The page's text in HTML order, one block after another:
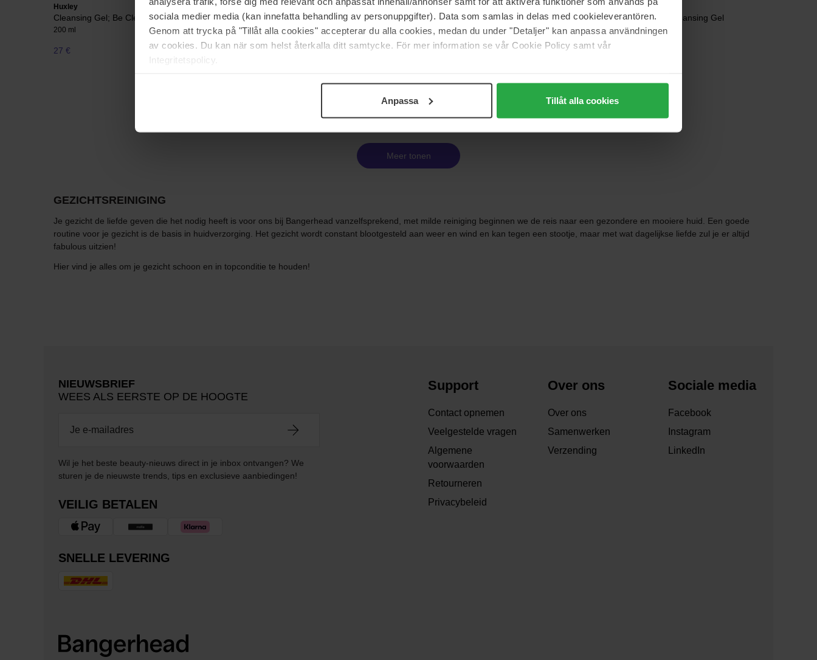
sociala medier media (kan innefatta behandling av personuppgifter). Data som samlas in delas med cookieleverantören.
Genom att trycka på "Tillåt alla cookies" accepterar du alla cookies, medan du under "Detaljer" kan anpassa användningen
av cookies. Du kan när som helst återkalla ditt samtycke. För mer information se vår Cookie Policy samt vår
Integritetspolicy.
Anpassa Tillåt alla cookies
Huxley
Cleansing Gel; Be Clean, Be Moist
200 ml
27 €
Sensai
Silky Purifying Gentle Make-up Remover
100 ml
40 €
Clinique
Clarifying Lotion Twice a Day Exfoliator 2
487 ml
49 €
Dr. Ceuracle
5A Control Melting Cleansing Gel
200 ml
29 €
Pagina 1 van 13
Meer tonen
GEZICHTSREINIGING
Je gezicht de liefde geven die het nodig heeft is voor ons bij Bangerhead vanzelfsprekend, met milde reiniging beginnen we de reis naar een gezondere en mooiere huid. Een goede
routine voor je gezicht is de basis in huidverzorging. Het gezicht wordt constant blootgesteld aan weer en wind en kan tegen een stootje, maar met wat dagelijkse liefde zul je er altijd
fabulous uitzien!
Hier vind je alles om je gezicht schoon en in topconditie te houden!
NIEUWSBRIEF
WEES ALS EERSTE OP DE HOOGTE
Wil je het beste beauty-nieuws direct in je inbox ontvangen? We
sturen je de nieuwste trends, tips en exclusieve aanbiedingen!
VEILIG BETALEN
SNELLE LEVERING
Support
Contact opnemen
Veelgestelde vragen
Algemene
voorwaarden
Retourneren
Privacybeleid
Over ons
Over ons
Samenwerken
Verzending
Sociale media
Facebook
Instagram
LinkedIn